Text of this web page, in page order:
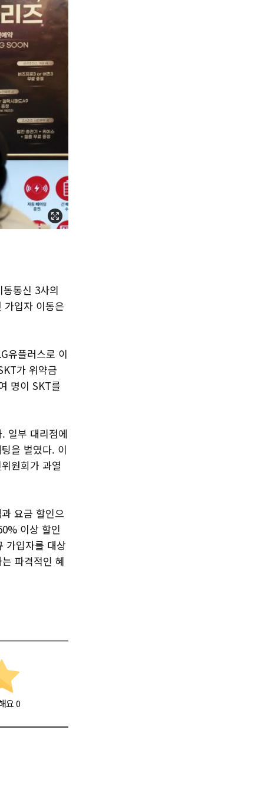
통신 3사의
입자 이동은
유플러스로 이
가 위약금
명이 SKT를
일부 대리점에
을 벌였다. 이
원회가 과열
요금 할인으
이상 할인
가입자를 대상
파격적인 혜
요0